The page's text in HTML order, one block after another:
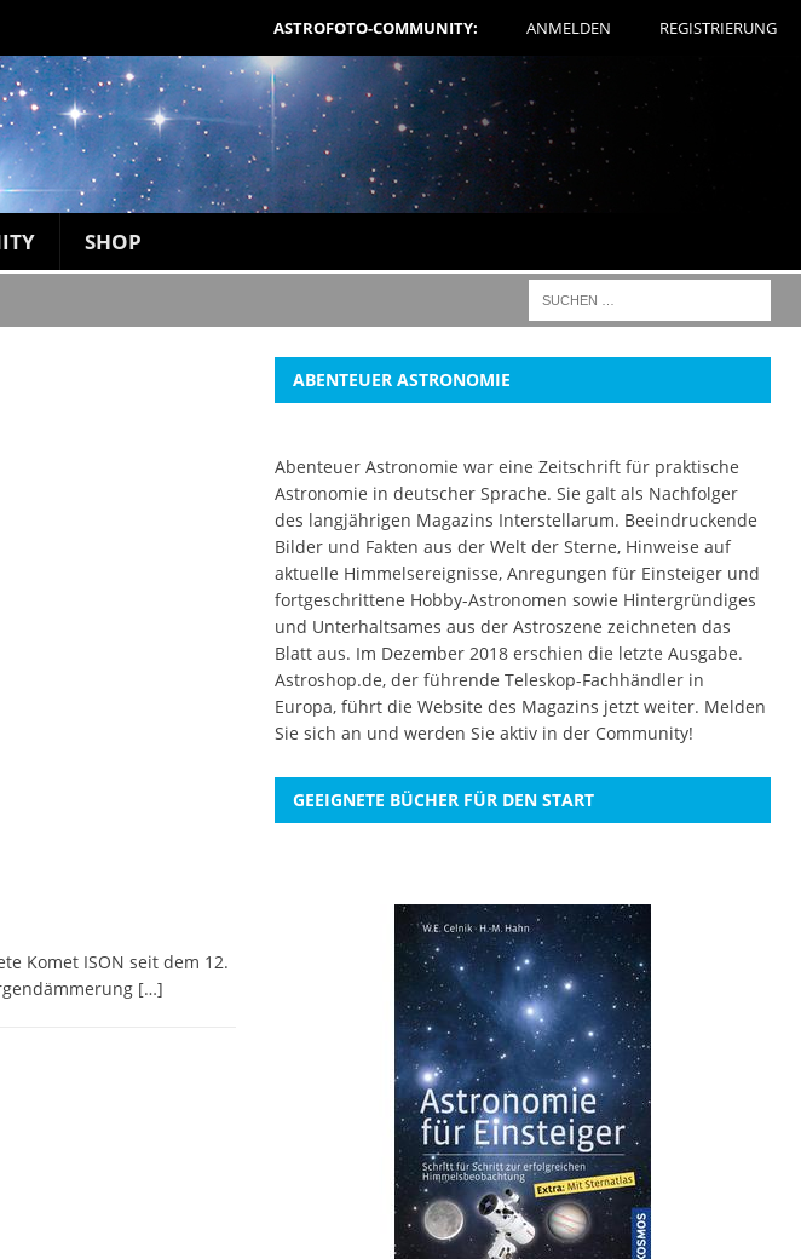
ASTROFOTO-COMMUNITY: ANMELDEN REGISTRIERUNG
SHOP
Komet ISON seit dem 12.
[…]
ABENTEUER ASTRONOMIE
Abenteuer Astronomie war eine Zeitschrift für praktische
Astronomie in deutscher Sprache. Sie galt als Nachfolger
des langjährigen Magazins Interstellarum. Beeindruckende
Bilder und Fakten aus der Welt der Sterne, Hinweise auf
aktuelle Himmelsereignisse, Anregungen für Einsteiger und
fortgeschrittene Hobby-Astronomen sowie Hintergründiges
und Unterhaltsames aus der Astroszene zeichneten das
Blatt aus. Im Dezember 2018 erschien die letzte Ausgabe.
Astroshop.de, der führende Teleskop-Fachhändler in
Europa, führt die Website des Magazins jetzt weiter. Melden
Sie sich an und werden Sie aktiv in der Community!
GEEIGNETE BÜCHER FÜR DEN START